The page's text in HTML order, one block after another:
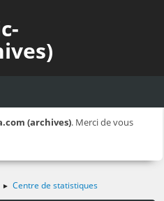
(archives). Merci de vous
► Centre de statistiques